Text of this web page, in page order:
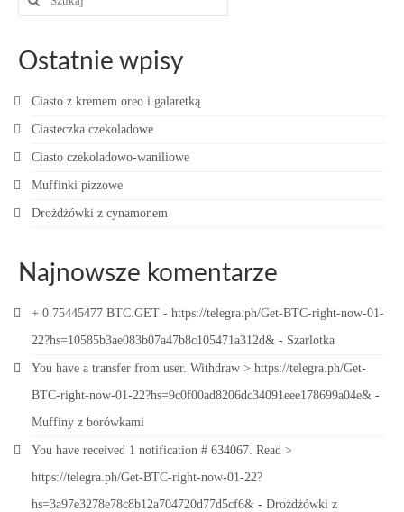
Ostatnie wpisy
Ciasto z kremem oreo i galaretką
Ciasteczka czekoladowe
Ciasto czekoladowo-waniliowe
Muffinki pizzowe
Drożdżówki z cynamonem
Najnowsze komentarze
+ 0.75445477 BTC.GET - https://telegra.ph/Get-BTC-right-now-01-
22?hs=10585b3ae083b07a47b8c105471a312d& - Szarlotka
You have a transfer from user. Withdrаw > https://telegra.ph/Get-
BTC-right-now-01-22?hs=9c0f00ad8206dc34091eee178699a04e& -
Muffiny z borówkami
You have received 1 notification # 634067. Read >
https://telegra.ph/Get-BTC-right-now-01-22?
hs=3a97e3278e78c8b12a704720d77d5cf6& - Drożdżówki z